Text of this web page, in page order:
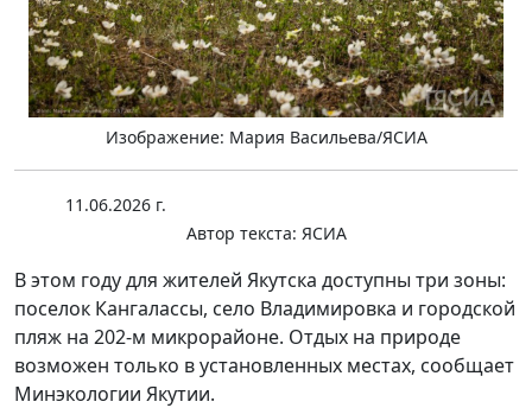
Изображение: Мария Васильева/ЯСИА
11.06.2026 г.
Автор текста: ЯСИА
В этом году для жителей Якутска доступны три зоны:
поселок Кангалассы, село Владимировка и городской
пляж на 202-м микрорайоне. Отдых на природе
возможен только в установленных местах, сообщает
Минэкологии Якутии.